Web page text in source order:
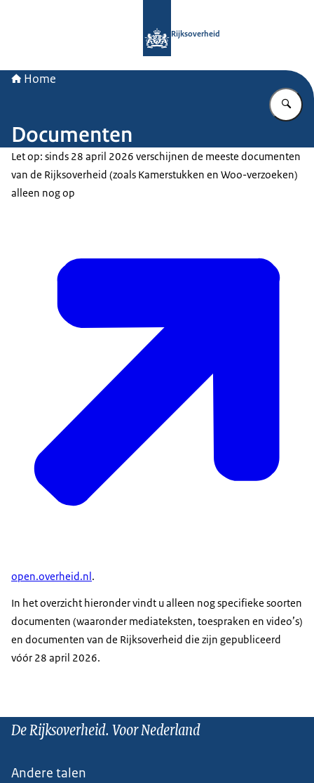
Rijksoverheid
Home
Documenten
Let op: sinds 28 april 2026 verschijnen de meeste documenten
van de Rijksoverheid (zoals Kamerstukken en Woo-verzoeken)
alleen nog op
open.overheid.nl.
In het overzicht hieronder vindt u alleen nog specifieke soorten
documenten (waaronder mediateksten, toespraken en video’s)
en documenten van de Rijksoverheid die zijn gepubliceerd
vóór 28 april 2026.
De Rijksoverheid. Voor Nederland
Andere talen